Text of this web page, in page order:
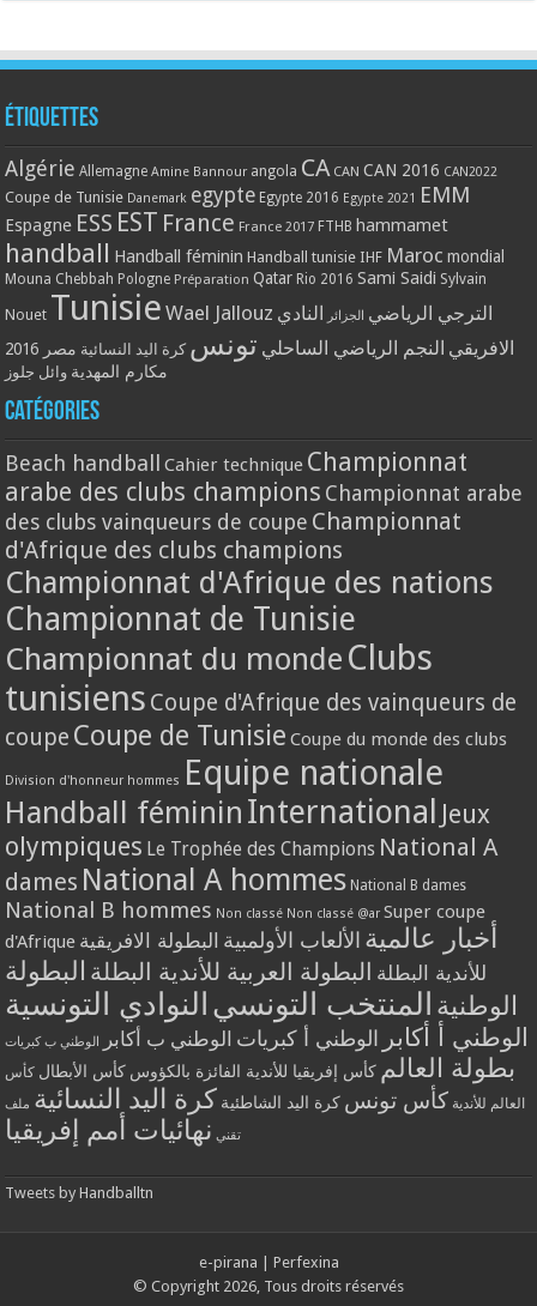
Étiquettes
Algérie Allemagne Amine Bannour angola CA CAN CAN 2016 CAN2022
Coupe de Tunisie Danemark egypte Egypte 2016 Egypte 2021 EMM
Espagne ESS EST France France 2017 FTHB hammamet
handball Handball féminin Handball tunisie IHF Maroc mondial
Mouna Chebbah Pologne Préparation Qatar Rio 2016 Sami Saidi Sylvain
Nouet Tunisie Wael Jallouz الترجي الرياضي الجزائر النادي
الافريقي النجم الرياضي الساحلي تونس كرة اليد النسائية مصر 2016
مكارم المهدية وائل جلوز
Catégories
Beach handball Cahier technique Championnat
arabe des clubs champions Championnat arabe
des clubs vainqueurs de coupe Championnat
d'Afrique des clubs champions
Championnat d'Afrique des nations
Championnat de Tunisie
Championnat du monde Clubs
tunisiens Coupe d'Afrique des vainqueurs de
coupe Coupe de Tunisie Coupe du monde des clubs
Division d'honneur hommes Equipe nationale
Handball féminin International Jeux
olympiques Le Trophée des Champions National A
dames National A hommes National B dames
National B hommes Non classé Non classé @ar Super coupe
d'Afrique
أخبار عالمية الألعاب الأولمبية البطولة الافريقية
للأندية البطلة البطولة العربية للأندية البطلة البطولة
الوطنية المنتخب التونسي النوادي التونسية
الوطني أ أكابر الوطني أ كبريات الوطني ب أكابر الوطني ب كبريات
بطولة العالم كأس إفريقيا للأندية الفائزة بالكؤوس كأس الأبطال كأس
العالم للأندية كأس تونس كرة اليد الشاطئية كرة اليد النسائية ملف
تقني نهائيات أمم إفريقيا
Tweets by Handballtn
e-pirana
Perfexina
© Copyright 2026, Tous droits réservés